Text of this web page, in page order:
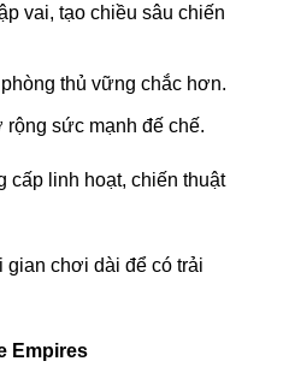
vai, tạo chiều sâu chiến
thủ vững chắc hơn.
sức mạnh đế chế.
cấp linh hoạt, chiến thuật
chơi dài để có trải
Empires